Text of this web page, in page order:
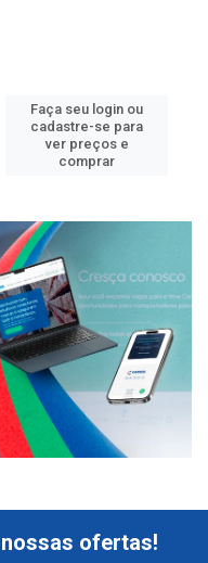
Faça seu login ou
cadastre-se para
ver preços e
comprar
ofertas!